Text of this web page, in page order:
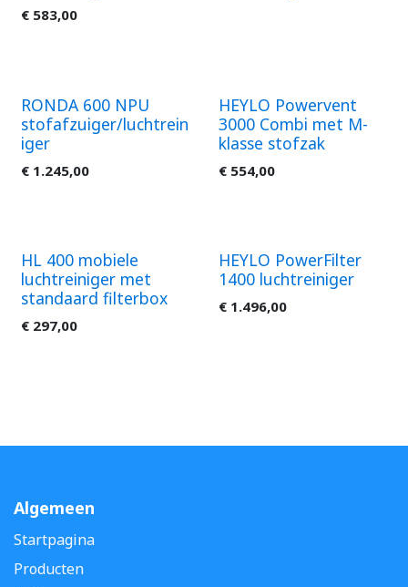
€ 583,00
RONDA 600 NPU
stofafzuiger/luchtrein
iger
€ 1.245,00
HEYLO Powervent
3000 Combi met M-
klasse stofzak
€ 554,00
HL 400 mobiele
luchtreiniger met
standaard filterbox
€ 297,00
HEYLO PowerFilter
1400 luchtreiniger
€ 1.496,00
Algemeen
Startpagina
Producten